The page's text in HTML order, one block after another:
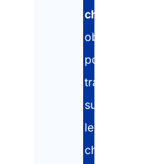
chantiers
obligatoire
pour
travailler
sur
les
chantiers